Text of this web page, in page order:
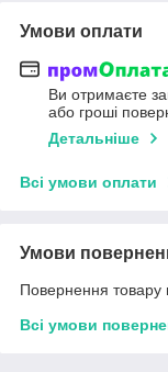
Умови оплати
Ви отримаєте
або гроші
Детальніше
Всі умови оплати
Умови
Повернення товару
Всі умови